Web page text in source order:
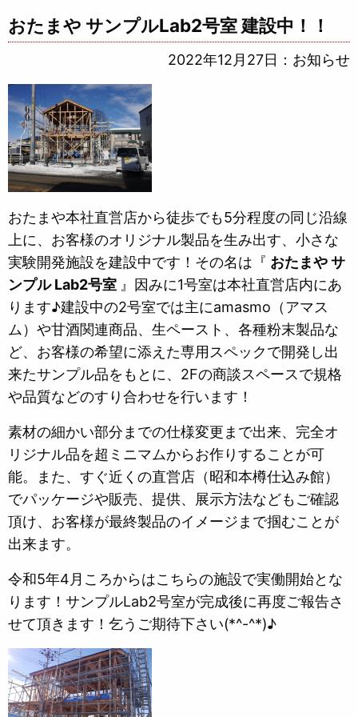
おたまや サンプルLab2号室 建設中！！
2022年12月27日 ： お知らせ
おたまや本社直営店から徒歩でも5分程度の同じ沿線
上に、お客様のオリジナル製品を生み出す、小さな
実験開発施設を建設中です！その名は『 おたまや サ
ンプル Lab2号室 』因みに1号室は本社直営店内にあ
ります♪建設中の2号室では主にamasmo（アマス
ム）や甘酒関連商品、生ペースト、各種粉末製品な
ど、お客様の希望に添えた専用スペックで開発し出
来たサンプル品をもとに、2Fの商談スペースで規格
や品質などのすり合わせを行います！
素材の細かい部分までの仕様変更まで出来、完全オ
リジナル品を超ミニマムからお作りすることが可
能。また、すぐ近くの直営店（昭和本樽仕込み館）
でパッケージや販売、提供、展示方法などもご確認
頂け、お客様が最終製品のイメージまで掴むことが
出来ます。
令和5年4月ころからはこちらの施設で実働開始とな
ります！サンプルLab2号室が完成後に再度ご報告さ
せて頂きます！乞うご期待下さい(*^-^*)♪